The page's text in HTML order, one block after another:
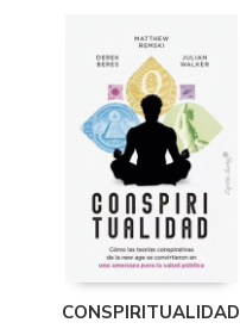
CONSPIRITUALIDAD